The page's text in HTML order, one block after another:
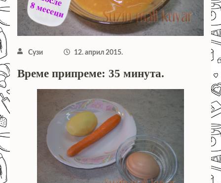
Сузи 12. април 2015.
Време припреме: 35 минута.